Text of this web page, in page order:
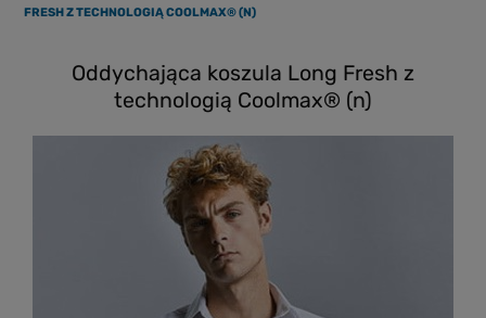
FRESH Z TECHNOLOGIĄ COOLMAX® (N)
Oddychająca koszula Long Fresh z
technologią Coolmax® (n)